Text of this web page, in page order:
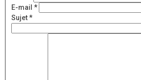
E-mail *
Sujet*